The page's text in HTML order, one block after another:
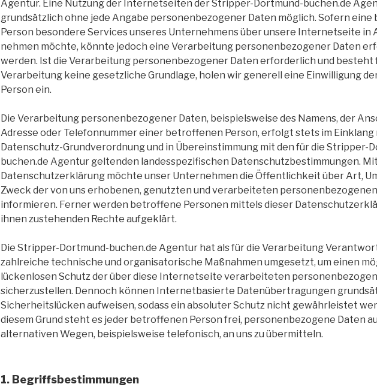
Agentur. Eine Nutzung der Internetseiten der Stripper-Dortmund-buchen.de
grundsätzlich ohne jede Angabe personenbezogener Daten möglich. Sofern
Person besondere Services unseres Unternehmens über unsere Internetseite in
nehmen möchte, könnte jedoch eine Verarbeitung personenbezogener Daten
werden. Ist die Verarbeitung personenbezogener Daten erforderlich und besteht
Verarbeitung keine gesetzliche Grundlage, holen wir generell eine Einwilligung
Person ein.
Die Verarbeitung personenbezogener Daten, beispielsweise des Namens, der
Adresse oder Telefonnummer einer betroffenen Person, erfolgt stets im Einklang
Datenschutz-Grundverordnung und in Übereinstimmung mit den für die Stripper-
buchen.de Agentur geltenden landesspezifischen Datenschutzbestimmungen.
Datenschutzerklärung möchte unser Unternehmen die Öffentlichkeit über Art,
Zweck der von uns erhobenen, genutzten und verarbeiteten
informieren. Ferner werden betroffene Personen mittels dieser
ihnen zustehenden Rechte aufgeklärt.
Die Stripper-Dortmund-buchen.de Agentur hat als für die Verarbeitung
zahlreiche technische und organisatorische Maßnahmen umgesetzt, um einen
lückenlosen Schutz der über diese Internetseite verarbeiteten
sicherzustellen. Dennoch können Internetbasierte Datenübertragungen
Sicherheitslücken aufweisen, sodass ein absoluter Schutz nicht gewährleistet
diesem Grund steht es jeder betroffenen Person frei, personenbezogene Daten
alternativen Wegen, beispielsweise telefonisch, an uns zu übermitteln.
1. Begriffsbestimmungen